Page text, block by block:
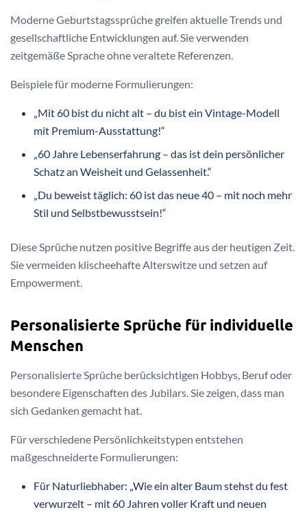
Moderne Geburtstagssprüche greifen aktuelle Trends und
gesellschaftliche Entwicklungen auf. Sie verwenden
zeitgemäße Sprache ohne veraltete Referenzen.
Beispiele für moderne Formulierungen:
„Mit 60 bist du nicht alt – du bist ein Vintage-Modell
mit Premium-Ausstattung!“
„60 Jahre Lebenserfahrung – das ist dein persönlicher
Schatz an Weisheit und Gelassenheit.“
„Du beweist täglich: 60 ist das neue 40 – mit noch mehr
Stil und Selbstbewusstsein!“
Diese Sprüche nutzen positive Begriffe aus der heutigen Zeit.
Sie vermeiden klischeehafte Alterswitze und setzen auf
Empowerment.
Personalisierte Sprüche für individuelle
Menschen
Personalisierte Sprüche berücksichtigen Hobbys, Beruf oder
besondere Eigenschaften des Jubilars. Sie zeigen, dass man
sich Gedanken gemacht hat.
Für verschiedene Persönlichkeitstypen entstehen
maßgeschneiderte Formulierungen:
Für Naturliebhaber: „Wie ein alter Baum stehst du fest
verwurzelt – mit 60 Jahren voller Kraft und neuen